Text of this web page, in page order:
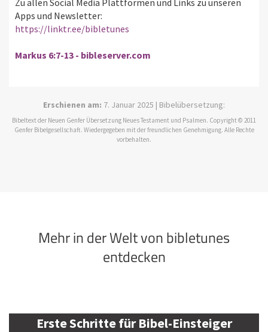
Apps und Newsletter:
https://linktr.ee/bibletunes
Markus 6:7-13 - bibleserver.com
Erschienen am: 7. Januar 2025 | Bibelübersetzung:
Bibeltext der Neuen Genfer Übersetzung Neues Testament und Psalmen. Copyright © 2011
Genfer Bibelgesellschaft. Wiedergegeben mit der freundlichen Genehmigung. Alle Rechte
vorbehalten.
Mehr in der Welt von bibletunes
entdecken
Erste Schritte für Bibel-Einsteiger